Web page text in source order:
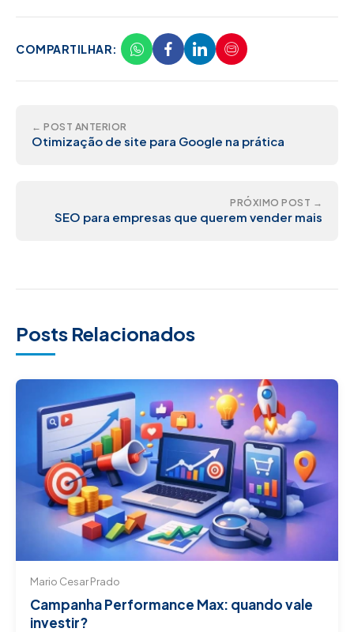
COMPARTILHAR:
← POST ANTERIOR
Otimização de site para Google na prática
PRÓXIMO POST →
SEO para empresas que querem vender mais
Posts Relacionados
Mario Cesar Prado
Campanha Performance Max: quando vale
investir?